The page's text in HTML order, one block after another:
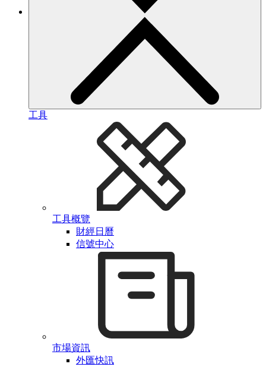
工具
工具概覽
財經日曆
信號中心
市場資訊
外匯快訊